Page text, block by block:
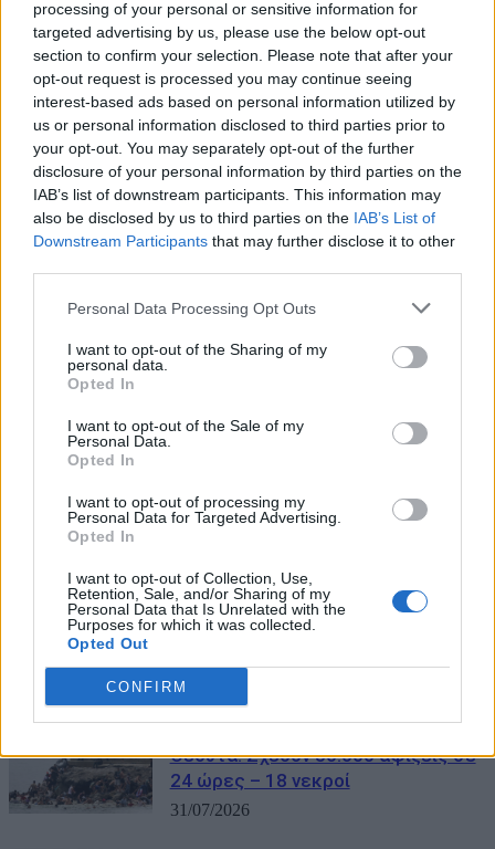
processing of your personal or sensitive information for
targeted advertising by us, please use the below opt-out
section to confirm your selection. Please note that after your
opt-out request is processed you may continue seeing
interest-based ads based on personal information utilized by
us or personal information disclosed to third parties prior to
your opt-out. You may separately opt-out of the further
disclosure of your personal information by third parties on the
IAB’s list of downstream participants. This information may
also be disclosed by us to third parties on the IAB’s List of
Downstream Participants that may further disclose it to other
Personal Data Processing Opt Outs
I want to opt-out of the Sharing of my
personal data.
Opted In
I want to opt-out of the Sale of my
Personal Data.
Opted In
I want to opt-out of processing my
Personal Data for Targeted Advertising.
Opted In
I want to opt-out of Collection, Use,
Retention, Sale, and/or Sharing of my
Personal Data that Is Unrelated with the
Purposes for which it was collected.
Opted Out
CONFIRM
ΜΠΟΡΕΙ ΝΑ ΣΑΣ ΕΝΔΙΑΦΕΡΕΙ
την Ισπανία λόγω της κρίσης στη
Θέουτα
Θέουτα: Η Φινλανδία συντάσσεται
με την Ιταλία υπέρ της αναστολής
31/07/2026
Μεταναστευτική κρίση στη
Θέουτα: Σχεδόν 50.000 αφίξεις σε
24 ώρες – 18 νεκροί
31/07/2026